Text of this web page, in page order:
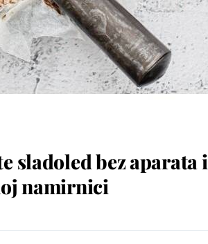
sladoled bez
namirnici